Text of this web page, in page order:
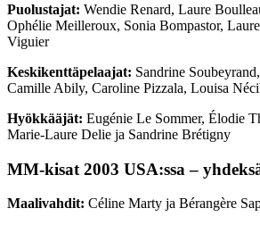
Puolustajat: Wendie Renard, Laure
Ophélie Meilleroux, Sonia Bompastor,
Viguier
Keskikenttäpelaajat: Sandrine
Camille Abily, Caroline Pizzala, Louisa
Hyökkääjät: Eugénie Le Sommer, Élodie
Marie-Laure Delie ja Sandrine Brétigny
MM-kisat 2003 USA:ssa –
Maalivahdit: Céline Marty ja Bérangère